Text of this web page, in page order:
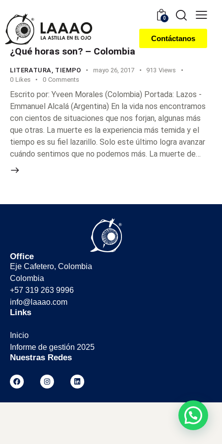
0
Contáctanos
¿Qué horas son? – Colombia
LITERATURA TIEMPO mayo 26, 2017 913 Views
0 Likes 0 Comments
Escrito por: Yveen Morales (Colombia) Portada: Lazos -
Emmanuel Alcalá (Argentina) En la vida nos encontramos
con cientos de situaciones que nos forjan, algunas más
que otras. La muerte es la experiencia más temida y el
tiempo es su fiel lazarillo. Solo este último logra avanzar
cuándo sentimos que no podemos más. La muerte de…
Office
Eje Cafetero, Colombia
Colombia
+57 319 263 9996
info@laaao.com
Links
Inicio
Informe de gestión 2025
Nuestras Redes